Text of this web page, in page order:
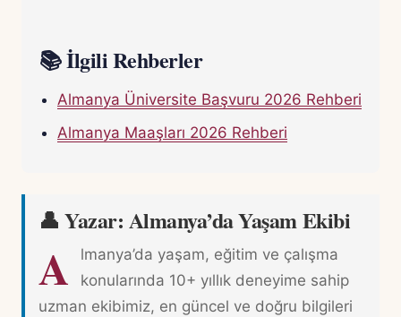
📚 İlgili Rehberler
Almanya Üniversite Başvuru 2026 Rehberi
Almanya Maaşları 2026 Rehberi
👤 Yazar: Almanya’da Yaşam Ekibi
A
lmanya’da yaşam, eğitim ve çalışma
konularında 10+ yıllık deneyime sahip
uzman ekibimiz, en güncel ve doğru bilgileri